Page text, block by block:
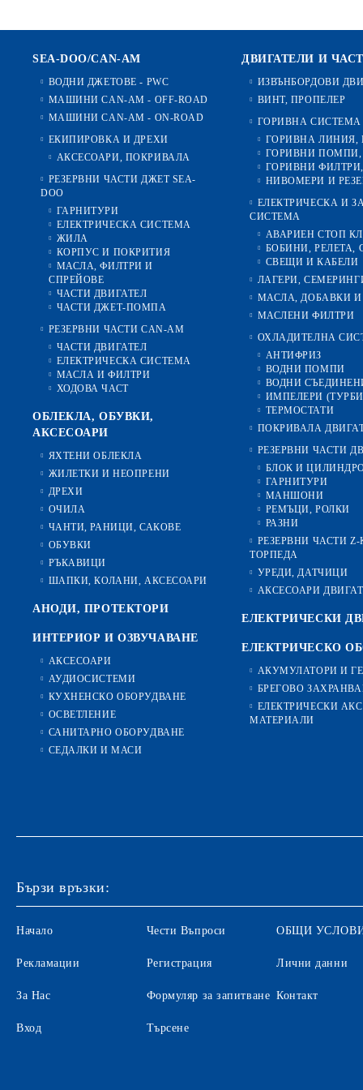
ТАКЕЛАЖНО
ИНСТРУМЕНТИ
МАСЛА И ФИЛТРИ
РЕЗЕРВНИ ЧАСТИ
ТРАНСМИСИЯ
ЧАСТИ САМО ЗА 2Т-
модели
SEA-DOO/CAN-AM
ВОДНИ ДЖЕТОВЕ - PWC
МАШИНИ CAN-AM - OFF-ROAD
МАШИНИ CAN-AM - ON-ROAD
ЕКИПИРОВКА И ДРЕХИ
АКСЕСОАРИ, ПОКРИВАЛА
РЕЗЕРВНИ ЧАСТИ ДЖЕТ SEA-
DOO
ГАРНИТУРИ
ЕЛЕКТРИЧЕСКА СИСТЕМА
ЖИЛА
КОРПУС И ПОКРИТИЯ
МАСЛА, ФИЛТРИ И
СПРЕЙОВЕ
ЧАСТИ ДВИГАТЕЛ
ЧАСТИ ДЖЕТ-ПОМПА
РЕЗЕРВНИ ЧАСТИ CAN-AM
ЧАСТИ ДВИГАТЕЛ
ЕЛЕКТРИЧЕСКА СИСТЕМА
МАСЛА И ФИЛТРИ
ХОДОВА ЧАСТ
ОБЛЕКЛА, ОБУВКИ,
АКСЕСОАРИ
ЯХТЕНИ ОБЛЕКЛА
ЖИЛЕТКИ И НЕОПРЕНИ
ДРЕХИ
ОЧИЛА
ЧАНТИ, РАНИЦИ, САКОВЕ
ОБУВКИ
РЪКАВИЦИ
ШАПКИ, КОЛАНИ, АКСЕСОАРИ
АНОДИ, ПРОТЕКТОРИ
ИНТЕРИОР И ОЗВУЧАВАНЕ
АКСЕСОАРИ
АУДИОСИСТЕМИ
КУХНЕНСКО ОБОРУДВАНЕ
ОСВЕТЛЕНИЕ
САНИТАРНО ОБОРУДВАНЕ
СЕДАЛКИ И МАСИ
ДВИГАТЕЛИ И
ИЗВЪНБОРДОВИ
ВИНТ, ПРОПЕЛЕР
ГОРИВНА СИСТЕМА
ГОРИВНА ЛИНИЯ,
ГОРИВНИ ПОМПИ,
ГОРИВНИ
НИВОМЕРИ И
ЕЛЕКТРИЧЕСКА И
СИСТЕМА
АВАРИЕН СТОП
БОБИНИ, РЕЛЕТА,
СВЕЩИ И КАБЕЛИ
ЛАГЕРИ,
МАСЛА, ДОБАВКИ И
МАСЛЕНИ ФИЛТРИ
ОХЛАДИТЕЛНА
АНТИФРИЗ
ВОДНИ ПОМПИ
ВОДНИ
ИМПЕЛЕРИ
ТЕРМОСТАТИ
ПОКРИВАЛА
РЕЗЕРВНИ ЧАСТИ
БЛОК И
ГАРНИТУРИ
МАНШОНИ
РЕМЪЦИ, РОЛКИ
РАЗНИ
РЕЗЕРВНИ ЧАСТИ
ТОРПЕДА
УРЕДИ, ДАТЧИЦИ
АКСЕСОАРИ
ЕЛЕКТРИЧЕСКИ
ЕЛЕКТРИЧЕСКО
АКУМУЛАТОРИ И
БРЕГОВО
ЕЛЕКТРИЧЕСКИ
МАТЕРИАЛИ
Бързи връзки:
Начало
Рекламации
За Нас
Вход
Чести Въпроси
Регистрация
Формуляр за запитване
Търсене
ОБЩИ
Лични данни
Контакт